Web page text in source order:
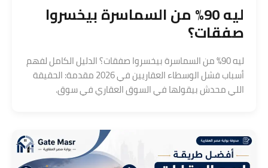
ليه 90% من السماسرة بيخسروا
صفقات؟
ليه 90% من السماسرة بيخسروا صفقات؟ الدليل الكامل لفهم
أسباب فشل الوسطاء العقاريين في 2026 مقدمة: الحقيقة
اللي محدش بيقولها في السوق العقاري في سوق.